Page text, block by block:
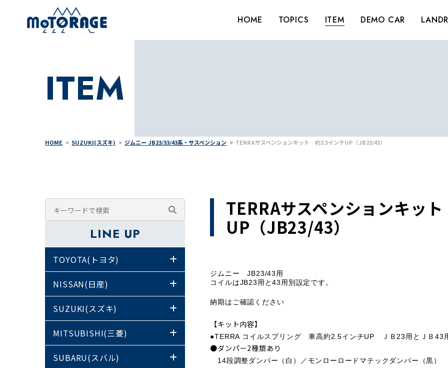
HOME TOPICS ITEM DEMO CAR
ITEM
HOME SUZUKI(スズキ) ジムニー JB23/33/43系・サスペンション TERRAサスペンションキット 約2.5インチUP（JB23/43）
TERRAサスペンションキッ
UP（JB23/43）
ジムニー JB23/43用
コイルはJB23用と43用別設定です。
納期はご確認ください
【キット内容】
●TERRA コイルスプリング 車高約2.5インチUP ＪＢ23用とＪＢ43
●ダンパー2種類あり
14段調整ダンパー（白）／ モンローロードマテックダンパー（黒）
LINE UP
TOYOTA(トヨタ)
NISSAN(日産)
SUZUKI(スズキ)
MITSUBISHI(三菱)
SUBARU(スバル)